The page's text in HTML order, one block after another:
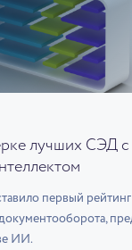
лучших СЭД с
первый
ИИ.